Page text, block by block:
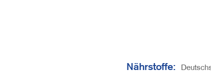
Nährstoffe: